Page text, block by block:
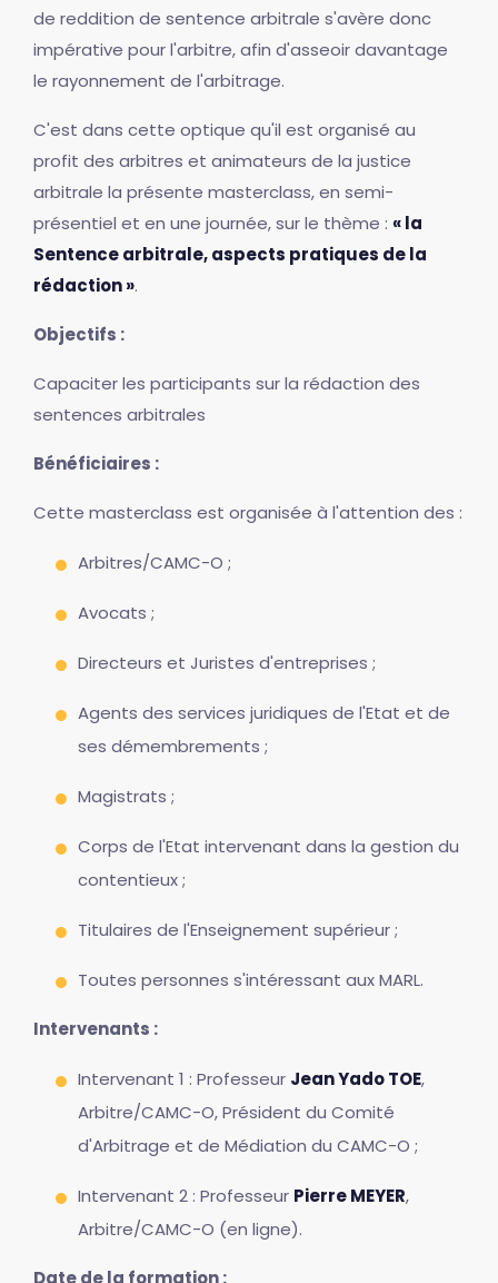
de reddition de sentence arbitrale s'avère donc
impérative pour l'arbitre, afin d'asseoir davantage
le rayonnement de l'arbitrage.
C'est dans cette optique qu'il est organisé au
profit des arbitres et animateurs de la justice
arbitrale la présente masterclass, en semi-
présentiel et en une journée, sur le thème : « la
Sentence arbitrale, aspects pratiques de la
rédaction ».
Objectifs :
Capaciter les participants sur la rédaction des
sentences arbitrales
Bénéficiaires :
Cette masterclass est organisée à l'attention des :
Arbitres/CAMC-O ;
Avocats ;
Directeurs et Juristes d'entreprises ;
Agents des services juridiques de l'Etat et de
ses démembrements ;
Magistrats ;
Corps de l'Etat intervenant dans la gestion du
contentieux ;
Titulaires de l'Enseignement supérieur ;
Toutes personnes s'intéressant aux MARL.
Intervenants :
Intervenant 1 : Professeur Jean Yado TOE,
Arbitre/CAMC-O, Président du Comité
d'Arbitrage et de Médiation du CAMC-O ;
Intervenant 2 : Professeur Pierre MEYER,
Arbitre/CAMC-O (en ligne).
Date de la formation :